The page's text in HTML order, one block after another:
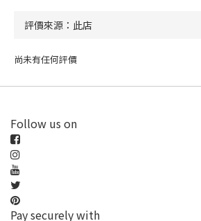
尚未有任何評價
Follow us on
Pay securely with